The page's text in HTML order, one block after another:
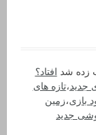
زده شد افتاد؟
جدید،تازه های
بازی،زمین
جدید